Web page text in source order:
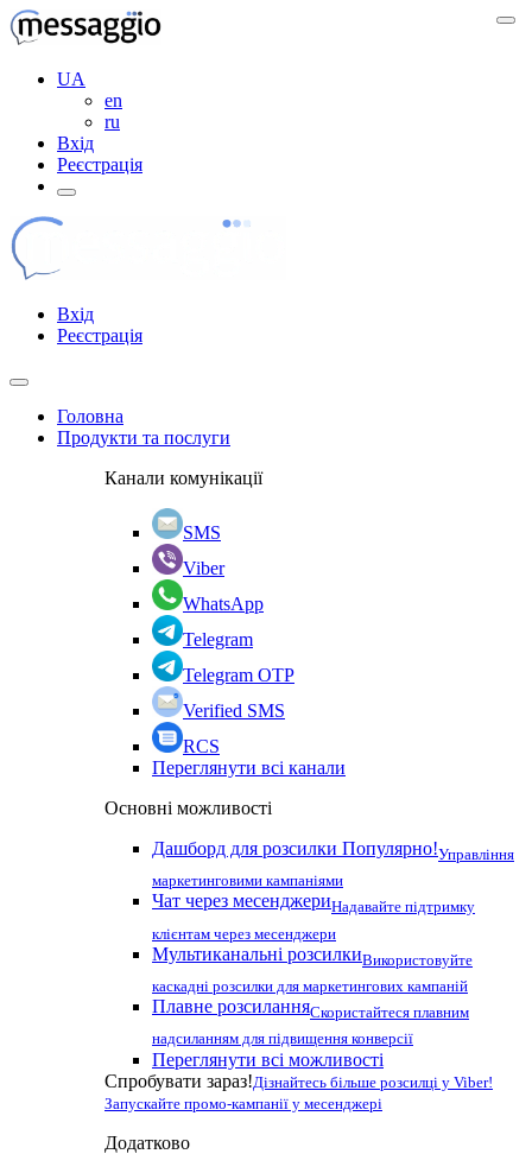
UA
en
ru
Вхід
Реєстрація
Вхід
Реєстрація
Головна
Продукти та послуги
Канали комунікації
SMS
Viber
WhatsApp
Telegram
Telegram OTP
Verified SMS
RCS
Переглянути всі канали
Основні можливості
Дашборд для розсилки Популярно!Управління
маркетинговими кампаніями
Чат через месенджериНадавайте підтримку
клієнтам через месенджери
Мультиканальні розсилкиВикористовуйте
каскадні розсилки для маркетингових кампаній
Плавне розсиланняСкористайтеся плавним
надсиланням для підвищення конверсії
Переглянути всі можливості
Спробувати зараз!Дізнайтесь більше розсилці у Viber!
Запускайте промо-кампанії у месенджері
Додатково